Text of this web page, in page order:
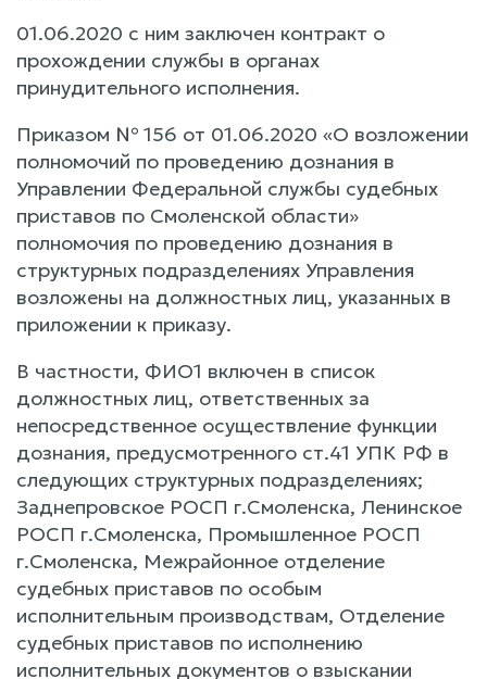
01.06.2020 с ним заключен контракт о
прохождении службы в органах
принудительного исполнения.
Приказом № 156 от 01.06.2020 «О возложении
полномочий по проведению дознания в
Управлении Федеральной службы судебных
приставов по Смоленской области»
полномочия по проведению дознания в
структурных подразделениях Управления
возложены на должностных лиц, указанных в
приложении к приказу.
В частности, ФИО1 включен в список
должностных лиц, ответственных за
непосредственное осуществление функции
дознания, предусмотренного ст.41 УПК РФ в
следующих структурных подразделениях;
Заднепровское РОСП г.Смоленска, Ленинское
РОСП г.Смоленска, Промышленное РОСП
г.Смоленска, Межрайонное отделение
судебных приставов по особым
исполнительным производствам, Отделение
судебных приставов по исполнению
исполнительных документов о взыскании